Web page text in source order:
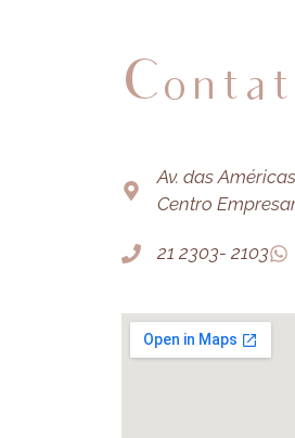
Av. das
Centro
21 2303- 2103